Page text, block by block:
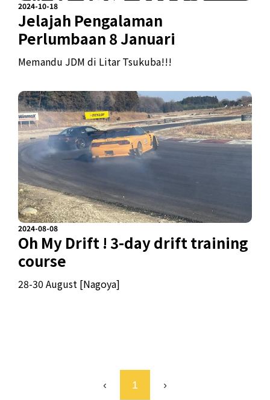
2024-10-18
Jelajah Pengalaman
Perlumbaan 8 Januari
Memandu JDM di Litar Tsukuba!!!
2024-08-08
Oh My Drift ! 3-day drift training
course
28-30 August [Nagoya]
‹ 1 ›